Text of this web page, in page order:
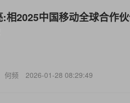
相2025中国移动全球合作
何频 2026-01-28 08:29:49